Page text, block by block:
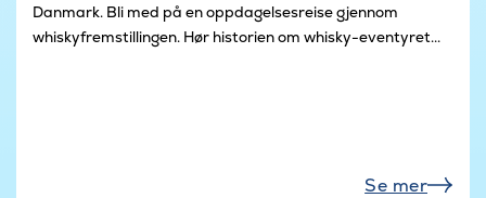
Danmark. Bli med på en oppdagelsesreise gjennom
whiskyfremstillingen. Hør historien om whisky-eventyret...
Se mer